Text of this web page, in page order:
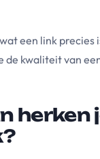
een link precies
de kwaliteit van
herken